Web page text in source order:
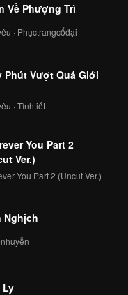
Về Phượng Trì
· Phụctrangcổđại
Phút Vượt Quá Giới
· Tìnhtiết
You Part 2
Ver.)
You Part 2 (Uncut Ver.)
Nghịch
Ly